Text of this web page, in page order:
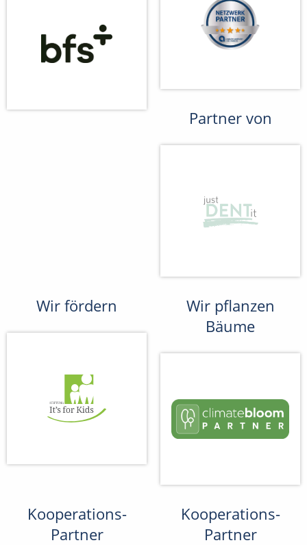
Partner von
Wir fördern
Wir pflanzen
Bäume
Kooperations-
Partner
Kooperations-
Partner